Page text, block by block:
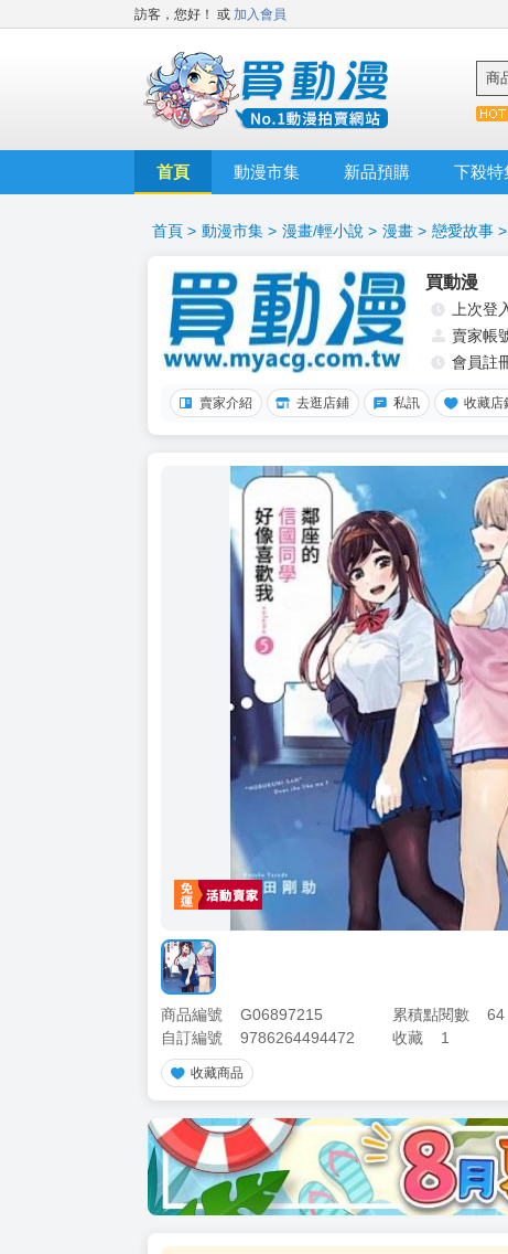
訪客，您好！ 或 加入會員
商
首頁 動漫市集 新品預購 下殺特
首頁 > 動漫市集 > 漫畫/輕小說 > 漫畫 > 戀愛故事 >
買動漫
上次登
賣家帳
會員註
賣家介紹 去逛店鋪 私訊 收藏店
商品編號 G06897215 累積點閱數
64
自訂編號
9786264494472 收藏 1
收藏商品